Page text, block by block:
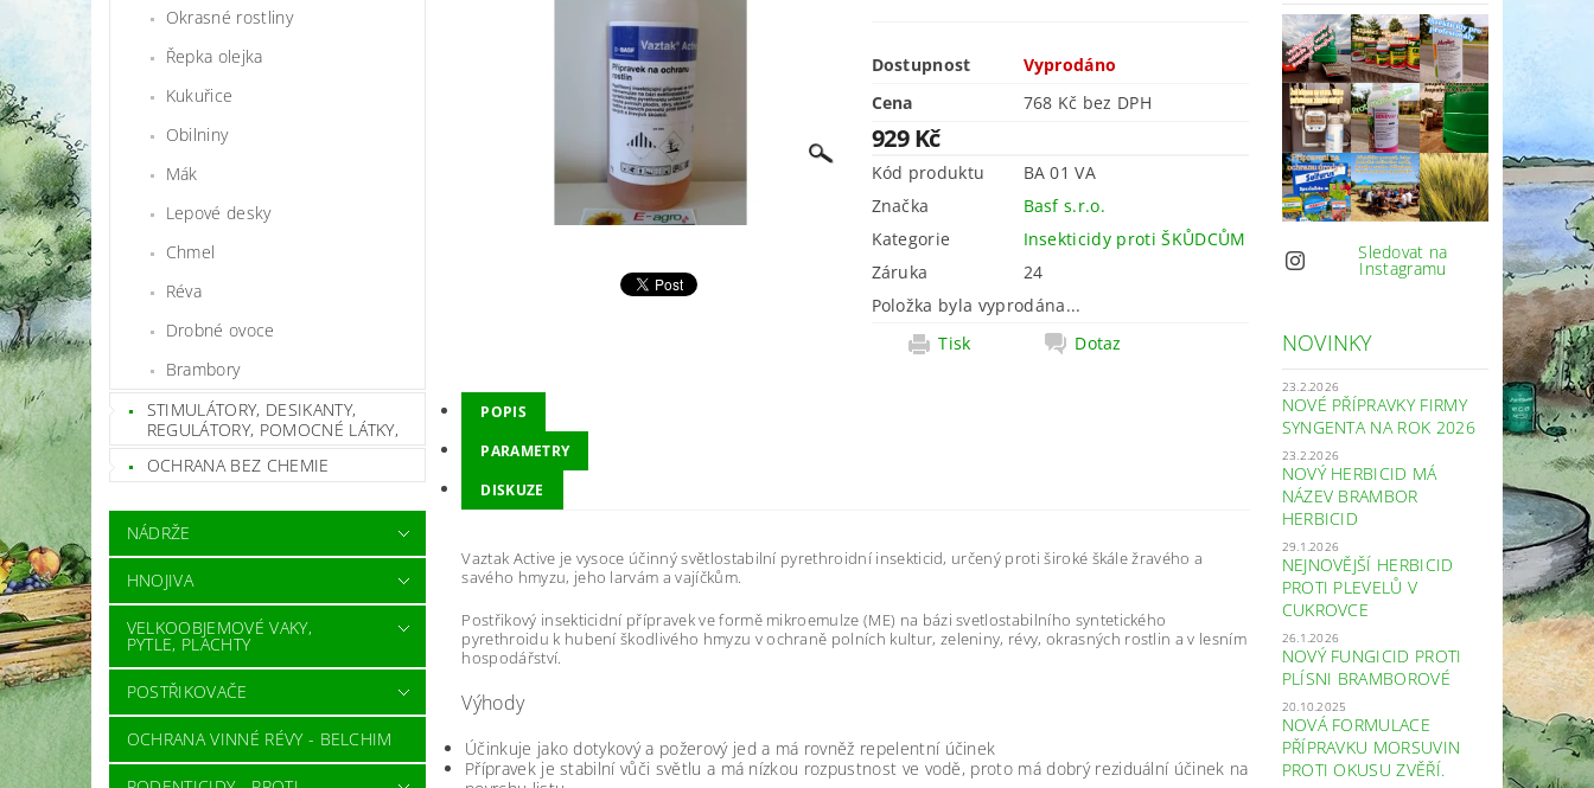
Okrasné rostliny
Řepka olejka
Kukuřice
Obilniny
Mák
Lepové desky
Chmel
Réva
Drobné ovoce
Brambory
STIMULÁTORY, DESIKANTY,
REGULÁTORY, POMOCNÉ LÁTKY,
OCHRANA BEZ CHEMIE
NÁDRŽE
HNOJIVA
VELKOOBJEMOVÉ VAKY,
PYTLE, PLACHTY
POSTŘIKOVAČE
OCHRANA VINNÉ RÉVY - BELCHIM
Dostupnost
Vyprodáno
Cena
768 Kč bez DPH
929 Kč
Kód produktu
BA 01 VA
Značka
Basf s.r.o.
Kategorie
Insekticidy proti ŠKŮDCŮM
Záruka
24
Položka byla vyprodána...
Tisk
Dotaz
POPIS
PARAMETRY
DISKUZE
Vaztak Active je vysoce účinný světlostabilní pyrethroidní insekticid, určený proti široké škále žravého a
savého hmyzu, jeho larvám a vajíčkům.
Postřikový insekticidní přípravek ve formě mikroemulze (ME) na bázi svetlostabilního syntetického
pyrethroidu k hubení škodlivého hmyzu v ochraně polních kultur, zeleniny, révy, okrasných rostlin a v lesním
hospodářství.
Výhody
Účinkuje jako dotykový a požerový jed a má rovněž repelentní účinek
Přípravek je stabilní vůči světlu a má nízkou rozpustnost ve vodě, proto má dobrý reziduální účinek na
Sledovat na
Instagramu
NOVINKY
23.2.2026
NOVÉ PŘÍPRAVKY FIRMY
SYNGENTA NA ROK 2026
23.2.2026
NOVÝ HERBICID MÁ
NÁZEV BRAMBOR
HERBICID
29.1.2026
NEJNOVĚJŠÍ HERBICID
PROTI PLEVELŮ V
CUKROVCE
26.1.2026
NOVÝ FUNGICID PROTI
PLÍSNI BRAMBOROVÉ
20.10.2025
NOVÁ FORMULACE
PŘÍPRAVKU MORSUVIN
PROTI OKUSU ZVĚŘÍ.